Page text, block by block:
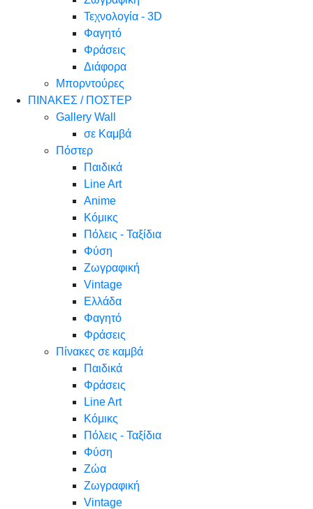
Τεχνολογία - 3D
Φαγητό
Φράσεις
Διάφορα
Μπορντούρες
ΠΙΝΑΚΕΣ / ΠΟΣΤΕΡ
Gallery Wall
σε Καμβά
Πόστερ
Παιδικά
Line Art
Anime
Κόμικς
Πόλεις - Ταξίδια
Φύση
Ζωγραφική
Vintage
Ελλάδα
Φαγητό
Φράσεις
Πίνακες σε καμβά
Παιδικά
Φράσεις
Line Art
Κόμικς
Πόλεις - Ταξίδια
Φύση
Ζώα
Ζωγραφική
Vintage